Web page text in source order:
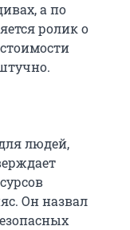
а по
ролик о
людей,
Он назвал